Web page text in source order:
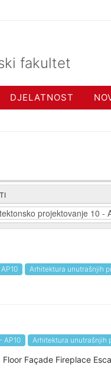
fakultet
DJELATNOST
projektovanje 10 -
Arhitektura unutrašnjih
AP10 Arhitektura unutrašnjih
Façade Fireplace